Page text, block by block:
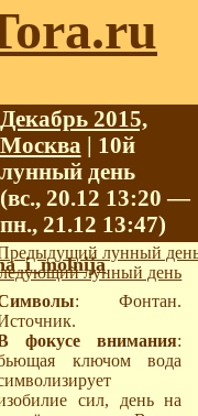
Декабрь 2015,
Москва | 10й
лунный день
(вс., 20.12 13:20 —
пн., 21.12 13:47)
лунный
лунный день
Символы: Фонтан.
В фокусе внимания:
ключом вода
сил, день на